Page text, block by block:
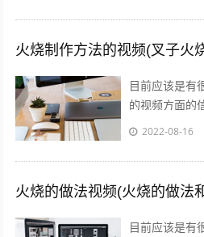
火烧制作方法的视频(叉子火
目前应该是有
的视频方面的
收集了一些与
2022-08-16
火烧的做法视频(火烧的做法
目前应该是有